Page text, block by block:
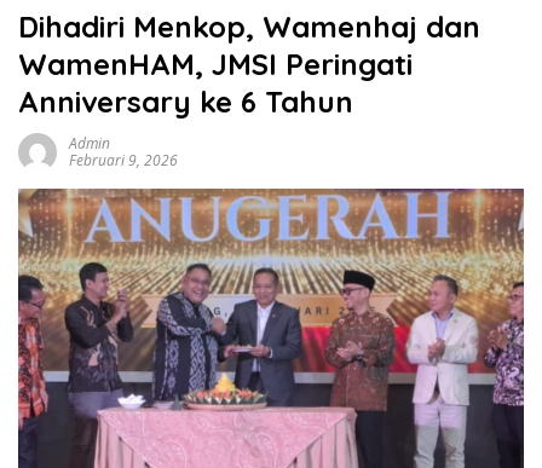
Dihadiri Menkop, Wamenhaj dan
WamenHAM, JMSI Peringati
Anniversary ke 6 Tahun
Admin
Februari 9, 2026